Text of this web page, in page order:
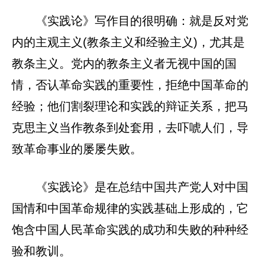
《实践论》写作目的很明确：就是反对党
内的主观主义(教条主义和经验主义)，尤其是
教条主义。党内的教条主义者无视中国的国
情，否认革命实践的重要性，拒绝中国革命的
经验；他们割裂理论和实践的辩证关系，把马
克思主义当作教条到处套用，去吓唬人们，导
致革命事业的屡屡失败。
《实践论》是在总结中国共产党人对中国
国情和中国革命规律的实践基础上形成的，它
饱含中国人民革命实践的成功和失败的种种经
验和教训。